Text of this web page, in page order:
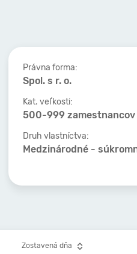
Právna forma:
Spol. s r. o.
Kat. veľkosti:
500-999 zamestnancov
Druh vlastníctva:
Medzinárodné -
Zostavená dňa